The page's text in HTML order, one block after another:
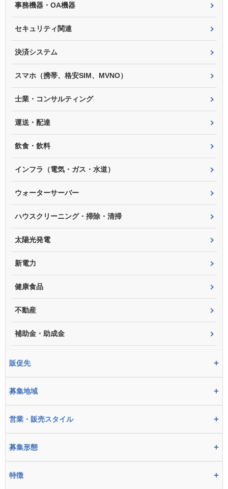
事務機器・OA機器
セキュリティ関連
決済システム
スマホ（携帯、格安SIM、MVNO）
士業・コンサルティング
運送・配達
飲食・飲料
インフラ（電気・ガス・水道）
ウォーターサーバー
ハウスクリーニング・掃除・清掃
太陽光発電
新電力
健康食品
不動産
補助金・助成金
販促先 +
募集地域 +
営業・販売スタイル +
募集形態 +
特徴 +